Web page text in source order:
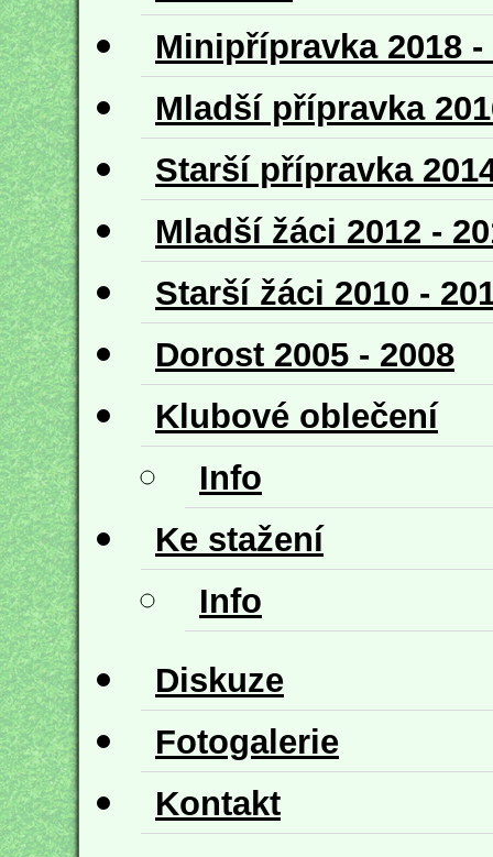
Minipřípravka 2018 -
Mladší přípravka
Starší přípravka
Mladší žáci 2012 -
Starší žáci 2010 -
Dorost 2005 - 2008
Klubové oblečení
Info
Ke stažení
Info
Diskuze
Fotogalerie
Kontakt